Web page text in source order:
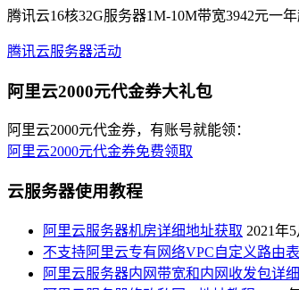
腾讯云16核32G服务器1M-10M带宽3942元一
腾讯云服务器活动
阿里云2000元代金券大礼包
阿里云2000元代金券，有账号就能领：
阿里云2000元代金券免费领取
云服务器使用教程
阿里云服务器机房详细地址获取 2021年5
不支持阿里云专有网络VPC自定义路由
阿里云服务器内网带宽和内网收发包详